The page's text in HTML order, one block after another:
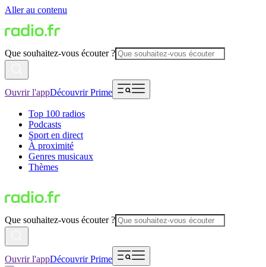
Aller au contenu
Que souhaitez-vous écouter ?
Ouvrir l'appDécouvrir Prime
Top 100 radios
Podcasts
Sport en direct
À proximité
Genres musicaux
Thèmes
Que souhaitez-vous écouter ?
Ouvrir l'appDécouvrir Prime